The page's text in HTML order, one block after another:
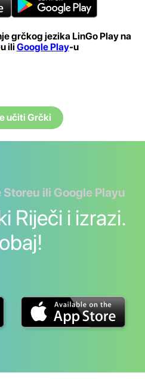
grčkog jezika LinGo Play na
ili Google Play-u
učiti Grčki
ili Google Playu
Riječi i izrazi.